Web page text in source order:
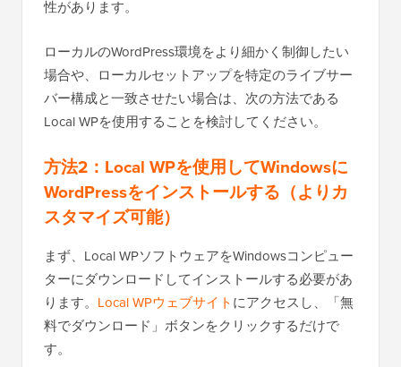
性があります。
ローカルのWordPress環境をより細かく制御したい
場合や、ローカルセットアップを特定のライブサー
バー構成と一致させたい場合は、次の方法である
Local WPを使用することを検討してください。
方法2：Local WPを使用してWindowsに
WordPressをインストールする（よりカ
スタマイズ可能）
まず、Local WPソフトウェアをWindowsコンピュー
ターにダウンロードしてインストールする必要があ
ります。 Local WPウェブサイトにアクセスし、「無
料でダウンロード」ボタンをクリックするだけで
す。